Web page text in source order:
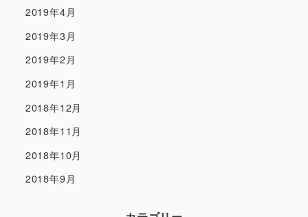
2019年4月
2019年3月
2019年2月
2019年1月
2018年12月
2018年11月
2018年10月
2018年9月